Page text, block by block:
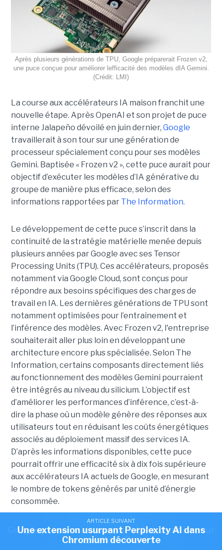
ARTICLE SUIVANT
Google préparerait une puce IA optimisée pour
ses modèles Gemini
Après plusieurs générations de TPU, Google préparerait Frozen v2,
une puce conçue pour améliorer lefficacité des modèles dIA Gemini.
(Crédit: LMI)
La course aux accélérateurs IA maison franchit une
nouvelle étape. Après OpenAI et son projet de puce
interne Jalapeño dévoilé en juin dernier, Google
travaillerait à son tour sur une génération de
processeur spécialement conçu pour ses modèles
Gemini. Baptisée « Frozen v2 », cette puce aurait pour
objectif d’exécuter les modèles d’IA générative du
groupe de manière plus efficace, selon des
informations rapportées par The Information.
Le développement de cette puce s’inscrit dans la
continuité de la stratégie matérielle menée depuis
plusieurs années par Google avec ses Tensor
Processing Units (TPU). Ces accélérateurs, proposés
notamment via Google Cloud, sont conçus pour
répondre aux besoins spécifiques des charges de
travail en IA. Les dernières générations de TPU sont
notamment optimisées pour l’entraînement et
l’inférence des modèles. Avec Frozen v2, l'entreprise
souhaiterait aller plus loin en développant une
architecture encore plus spécialisée. Selon The
Information, certains composants directement liés
au fonctionnement des modèles Gemini pourraient
être intégrés au niveau du silicium. L’objectif est
d’améliorer les performances d’inférence, c’est-à-
dire la phase où un modèle génère des réponses aux
utilisateurs tout en réduisant les coûts énergétiques
associés au déploiement massif des services IA.
D’après les informations disponibles, cette puce
pourrait offrir une efficacité six à dix fois supérieure
aux accélérateurs IA actuels de Google, en mesurant
le nombre de tokens générés par unité d’énergie
consommée.
Une stratégie partagée par les géants
du numérique
ARTICLE SUIVANT
Une extension usurpant Perplexity AI dans
Chromium découverte